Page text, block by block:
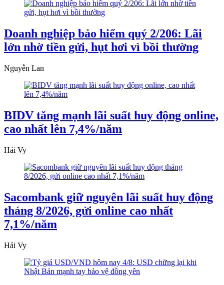
Doanh nghiệp bảo hiểm quý 2/206: Lãi
lớn nhờ tiền gửi, hụt hơi vì bồi thường
Nguyễn Lan
BIDV tăng mạnh lãi suất huy động online,
cao nhất lên 7,4%/năm
Hải Vy
Sacombank giữ nguyên lãi suất huy động
tháng 8/2026, gửi online cao nhất
7,1%/năm
Hải Vy